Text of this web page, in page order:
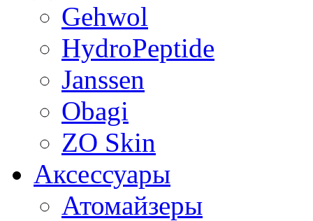
Gehwol
HydroPeptide
Janssen
Obagi
ZO Skin
Aксессуары
Атомайзеры